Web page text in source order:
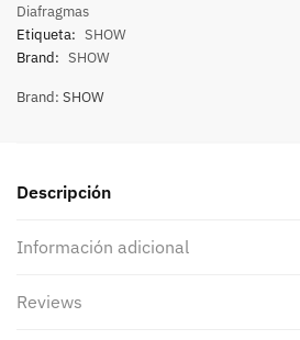
Diafragmas
Etiqueta: SHOW
Brand: SHOW
Brand: SHOW
Descripción
Información adicional
Reviews